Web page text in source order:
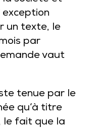
un texte, le
par
vaut
tenue par le
qu’à titre
le fait que la